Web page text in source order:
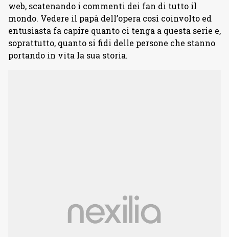
web, scatenando i commenti dei fan di tutto il
mondo. Vedere il papà dell’opera così coinvolto ed
entusiasta fa capire quanto ci tenga a questa serie e,
soprattutto, quanto si fidi delle persone che stanno
portando in vita la sua storia.